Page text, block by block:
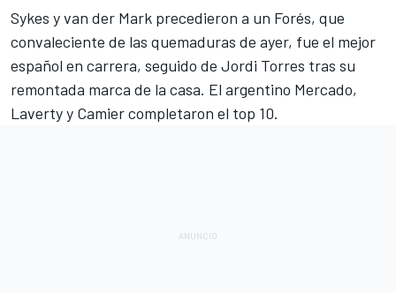
Sykes y van der Mark precedieron a un Forés, que
convaleciente de las quemaduras de ayer, fue el mejor
español en carrera, seguido de Jordi Torres tras su
remontada marca de la casa. El argentino Mercado,
Laverty y Camier completaron el top 10.